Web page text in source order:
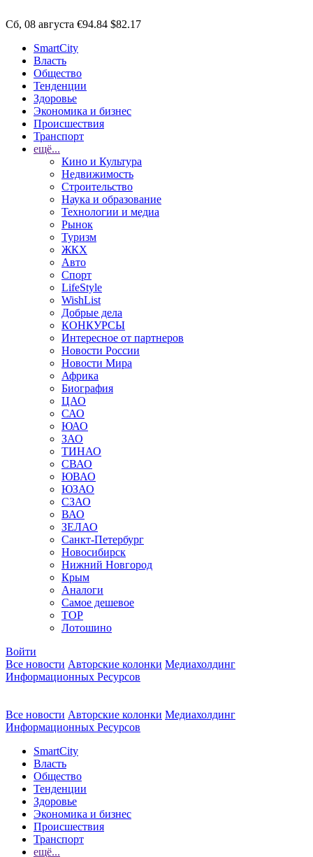
Сб, 08 августа €94.84 $82.17
SmartCity
Власть
Общество
Тенденции
Здоровье
Экономика и бизнес
Происшествия
Транспорт
ещё...
Кино и Культура
Недвижимость
Строительство
Наука и образование
Технологии и медиа
Рынок
Туризм
ЖКХ
Авто
Спорт
LifeStyle
WishList
Добрые дела
КОНКУРСЫ
Интересное от партнеров
Новости России
Новости Мира
Африка
Биография
ЦАО
САО
ЮАО
ЗАО
ТИНАО
СВАО
ЮВАО
ЮЗАО
СЗАО
ВАО
ЗЕЛАО
Санкт-Петербург
Новосибирск
Нижний Новгород
Крым
Аналоги
Самое дешевое
TOP
Лотошино
Войти
Все новости Авторские колонки Медиахолдинг
Информационных Ресурсов
Все новости Авторские колонки Медиахолдинг
Информационных Ресурсов
SmartCity
Власть
Общество
Тенденции
Здоровье
Экономика и бизнес
Происшествия
Транспорт
ещё...